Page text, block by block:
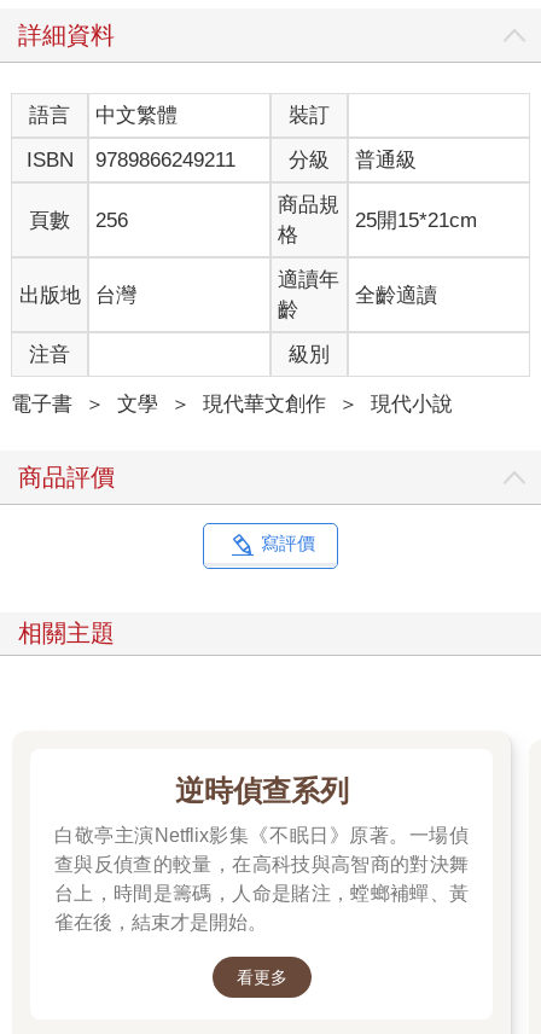
詳細資料
語言 中文繁體
裝訂
ISBN
9789866249211 分級 普通級
頁數 256
商品規
格
25開15*21cm
出版地 台灣
適讀年
齡
全齡適讀
注音 級別
電子書 ＞ 文學 ＞ 現代華文創作 ＞ 現代小說
商品評價
寫評價
相關主題
逆時偵查系列
白敬亭主演Netflix影集《不眠日》原著。一場偵
查與反偵查的較量，在高科技與高智商的對決舞
台上，時間是籌碼，人命是賭注，螳螂補蟬、黃
雀在後，結束才是開始。
看更多